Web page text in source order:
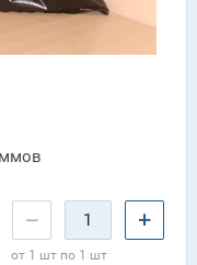
− +
от 1 шт по 1 шт